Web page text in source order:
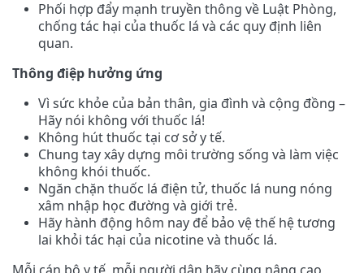
Phối hợp đẩy mạnh truyền thông về Luật Phòng,
chống tác hại của thuốc lá và các quy định liên
quan.
Thông điệp hưởng ứng
Vì sức khỏe của bản thân, gia đình và cộng đồng –
Hãy nói không với thuốc lá!
Không hút thuốc tại cơ sở y tế.
Chung tay xây dựng môi trường sống và làm việc
không khói thuốc.
Ngăn chặn thuốc lá điện tử, thuốc lá nung nóng
xâm nhập học đường và giới trẻ.
Hãy hành động hôm nay để bảo vệ thế hệ tương
lai khỏi tác hại của nicotine và thuốc lá.